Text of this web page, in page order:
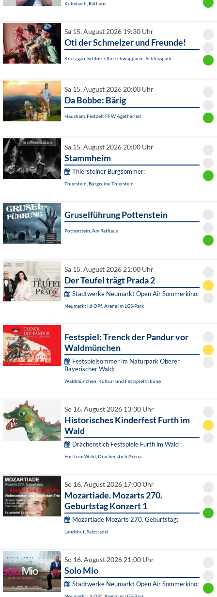
Kulmbach, Rathaus
Sa 15. August 2026 19:30 Uhr
Oti der Schmelzer und Freunde!
Knetzgau, Schloss Oberschwappach - Schlosspark
Sa 15. August 2026 20:00 Uhr
Da Bobbe: Bärig
Hausham, Festzelt FFW Agatharied
Sa 15. August 2026 20:00 Uhr
Stammheim
Thiersteiner Burgsommer:
Thierstein, Burgruine Thierstein
Gruselführung Pottenstein
Pottenstein, Am Rathaus
Sa 15. August 2026 21:00 Uhr
Der Teufel trägt Prada 2
Stadtwerke Neumarkt Open Air Sommerkino:
Neumarkt i.d.OPf., Arena im LGS-Park
Festspiel: Trenck der Pandur vor
Waldmünchen
Festspielsommer im Naturpark Oberer
Bayerischer Wald:
Waldmünchen, Kultur- und Festspieltribüne
So 16. August 2026 13:30 Uhr
Historisches Kinderfest Furth im
Wald
Drachenstich Festspiele Furth im Wald :
Furth im Wald, Drachenstich Arena
So 16. August 2026 17:00 Uhr
Mozartiade. Mozarts 270.
Geburtstag Konzert 1
Mozartiade Mozarts 270. Geburtstag:
Landshut, Salzstadel
So 16. August 2026 21:00 Uhr
Solo Mio
Stadtwerke Neumarkt Open Air Sommerkino: